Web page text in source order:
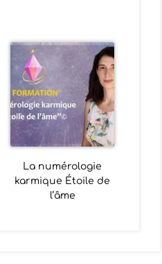
La numérologie
karmique Étoile de
l’âme